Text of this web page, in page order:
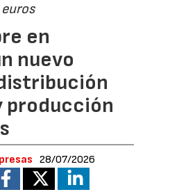
en
nuevo
producción
28/07/2026